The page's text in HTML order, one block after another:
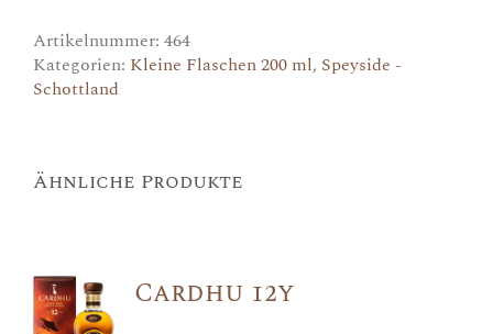
Artikelnummer: 464
Kategorien: Kleine Flaschen 200 ml, Speyside -
Schottland
Ähnliche Produkte
Cardhu 12y